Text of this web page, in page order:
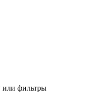
или фильтры